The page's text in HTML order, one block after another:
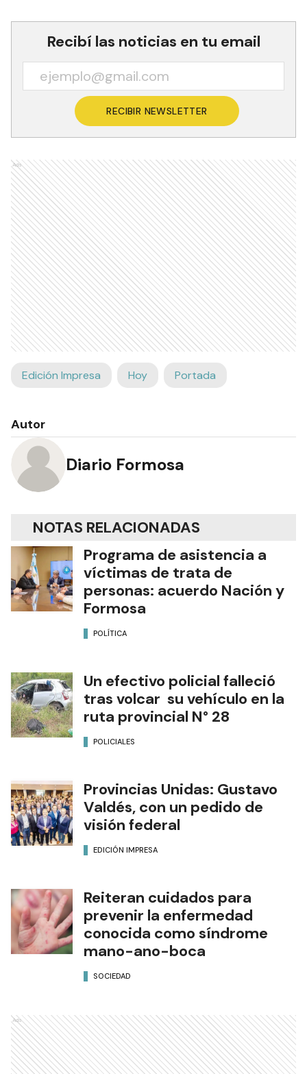
Recibí las noticias en tu email
RECIBIR NEWSLETTER
Ads
Edición Impresa Hoy Portada
Autor
Diario Formosa
NOTAS RELACIONADAS
Programa de asistencia a
víctimas de trata de
personas: acuerdo Nación y
Formosa
POLÍTICA
Un efectivo policial falleció
tras volcar su vehículo en la
ruta provincial N° 28
POLICIALES
Provincias Unidas: Gustavo
Valdés, con un pedido de
visión federal
EDICIÓN IMPRESA
Reiteran cuidados para
prevenir la enfermedad
conocida como síndrome
mano-ano-boca
SOCIEDAD
Ads